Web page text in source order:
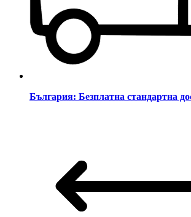
България: Безплатна стандартна